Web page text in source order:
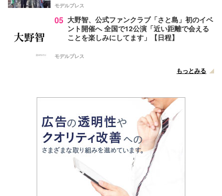
モデルプレス
05 大野智、公式ファンクラブ「さと島」初のイベ
ント開催へ 全国で12公演「近い距離で会える
ことを楽しみにしてます」【日程】
モデルプレス
もっとみる